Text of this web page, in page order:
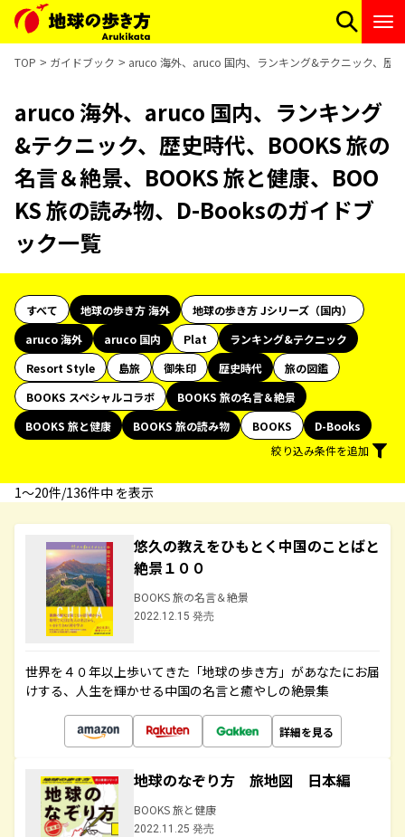
TOP ガイドブック aruco 海外、aruco 国内、ランキング&テクニック、歴
aruco 海外、aruco 国内、ランキング
&テクニック、歴史時代、BOOKS 旅の
名言＆絶景、BOOKS 旅と健康、BOO
KS 旅の読み物、D-Booksのガイドブ
ック一覧
すべて 地球の歩き方 海外
地球の歩き方 Jシリーズ（国内）
aruco 海外
aruco 国内 Plat
ランキング&テクニック
Resort Style
島旅 御朱印 歴史時代
旅の図鑑
BOOKS スペシャルコラボ
BOOKS 旅の名言＆絶景
BOOKS 旅と健康
BOOKS 旅の読み物 BOOKS
D-Books
絞り込み条件を追加
1〜20件/136件中 を表示
悠久の教えをひもとく中国のことばと
絶景１００
BOOKS 旅の名言＆絶景
2022.12.15 発売
世界を４０年以上歩いてきた「地球の歩き方」があなたにお届
けする、人生を輝かせる中国の名言と癒やしの絶景集
詳細を見る
地球のなぞり方 旅地図 日本編
BOOKS 旅と健康
2022.11.25 発売